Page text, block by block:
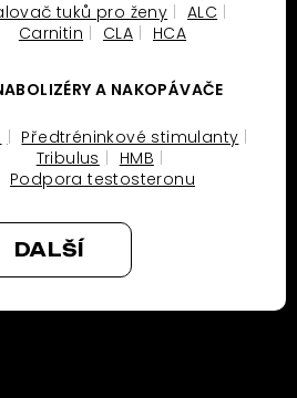
tuků pro ženy
ALC
Carnitin
CLA HCA
A NAKOPÁVAČE
Předtréninkové stimulanty
Tribulus
HMB
Podpora testosteronu
DALŠÍ